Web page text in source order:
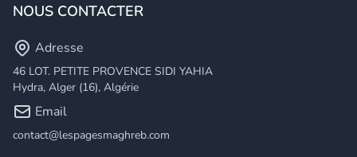
NOUS CONTACTER
Adresse
46 LOT. PETITE PROVENCE SIDI YAHIA
Hydra, Alger (16), Algérie
Email
contact@lespagesmaghreb.com